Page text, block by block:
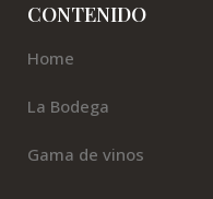
CONTENIDO
Home
La Bodega
Gama de vinos